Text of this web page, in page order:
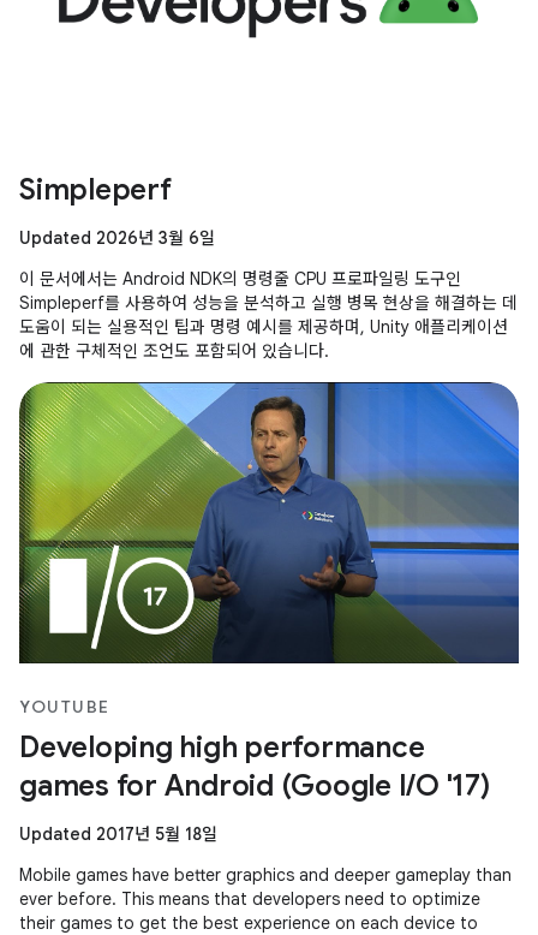
Simpleperf
Updated 2026년 3월 6일
이 문서에서는 Android NDK의 명령줄 CPU 프로파일링 도구인
Simpleperf를 사용하여 성능을 분석하고 실행 병목 현상을 해결하는 데
도움이 되는 실용적인 팁과 명령 예시를 제공하며, Unity 애플리케이션
에 관한 구체적인 조언도 포함되어 있습니다.
YOUTUBE
Developing high performance
games for Android (Google I/O '17)
Updated 2017년 5월 18일
Mobile games have better graphics and deeper gameplay than
ever before. This means that developers need to optimize
their games to get the best experience on each device to